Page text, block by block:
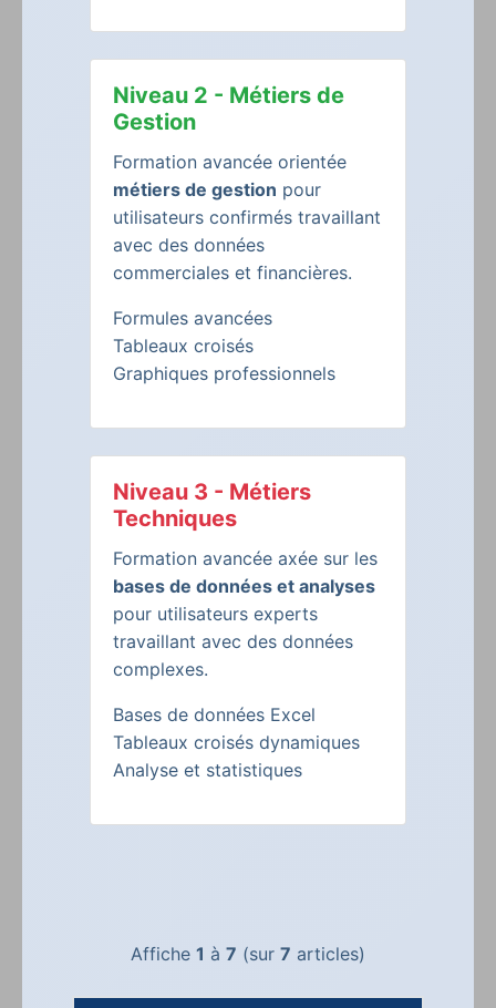
Niveau 2 - Métiers de
Gestion
Formation avancée orientée
métiers de gestion pour
utilisateurs confirmés travaillant
avec des données
commerciales et financières.
Formules avancées
Tableaux croisés
Graphiques professionnels
Niveau 3 - Métiers
Techniques
Formation avancée axée sur les
bases de données et analyses
pour utilisateurs experts
travaillant avec des données
complexes.
Bases de données Excel
Tableaux croisés dynamiques
Analyse et statistiques
Affiche 1 à 7 (sur 7 articles)